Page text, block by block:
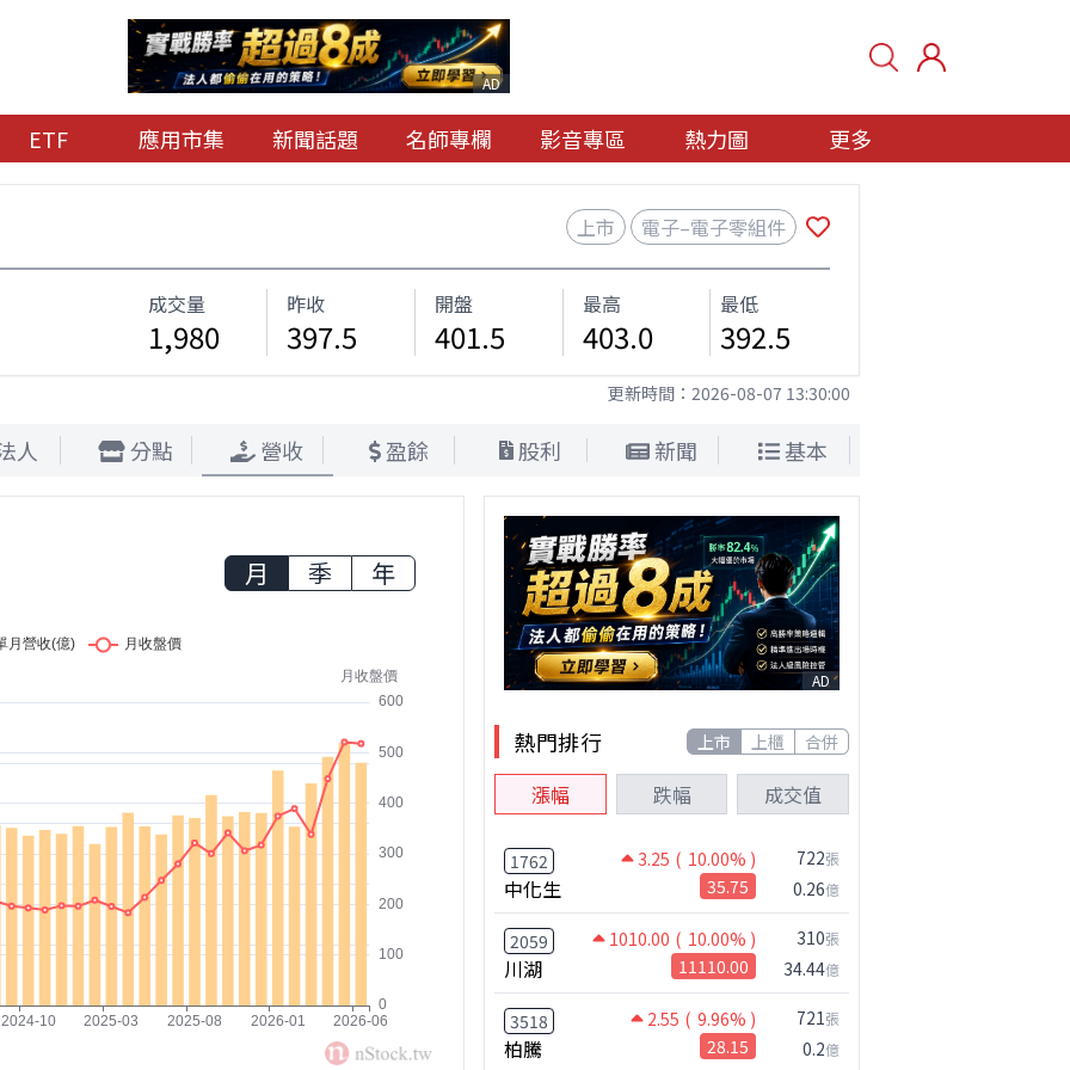
AD
ETF 應用市集 新聞話題 名師專欄 影音專區 熱力圖 更多
上市 電子–電子零組件
成交量
1,980
昨收
397.5
開盤
401.5
最高
403.0
最低
392.5
更新時間： 2026-08-07 13:30:00
人 分點 營收 盈餘 股利 新聞 基本
月 季 年
AD
熱門排行 上市 上櫃 合併
漲幅 跌幅 成交值
1762 3.25 ( 10.00% )
中化生 35.75
722張
0.26億
2059 1010.00 ( 10.00% )
川湖 11110.00
310張
34.44億
3518 2.55 ( 9.96% )
柏騰 28.15
721張
0.2億